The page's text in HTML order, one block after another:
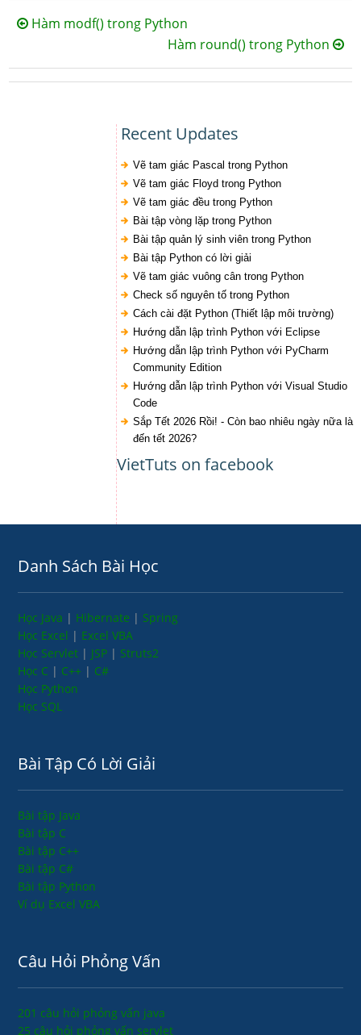
Hàm modf() trong Python
Hàm round() trong Python
Recent Updates
Vẽ tam giác Pascal trong Python
Vẽ tam giác Floyd trong Python
Vẽ tam giác đều trong Python
Bài tập vòng lặp trong Python
Bài tập quản lý sinh viên trong Python
Bài tập Python có lời giải
Vẽ tam giác vuông cân trong Python
Check số nguyên tố trong Python
Cách cài đặt Python (Thiết lập môi trường)
Hướng dẫn lập trình Python với Eclipse
Hướng dẫn lập trình Python với PyCharm
Community Edition
Hướng dẫn lập trình Python với Visual Studio
Code
Sắp Tết 2026 Rồi! - Còn bao nhiêu ngày nữa là
đến tết 2026?
VietTuts on facebook
Danh Sách Bài Học
Học Java | Hibernate | Spring
Học Excel | Excel VBA
Học Servlet | JSP | Struts2
Học C | C++ | C#
Học Python
Học SQL
Bài Tập Có Lời Giải
Bài tập Java
Bài tập C
Bài tập C++
Bài tập C#
Bài tập Python
Ví dụ Excel VBA
Câu Hỏi Phỏng Vấn
201 câu hỏi phỏng vấn java
25 câu hỏi phỏng vấn servlet